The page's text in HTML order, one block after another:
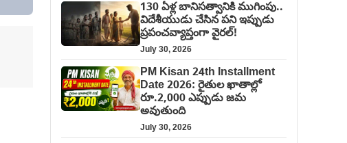
130 ఏళ్ల బానిసత్వానికి ముగింపు..
విదేశీయుడు చేసిన పని ఇప్పుడు
ప్రపంచవ్యాప్తంగా వైరల్!
July 30, 2026
PM Kisan 24th Installment
Date 2026: రైతుల ఖాతాల్లో
రూ.2,000 ఎప్పుడు జమ
అవుతుంది
July 30, 2026